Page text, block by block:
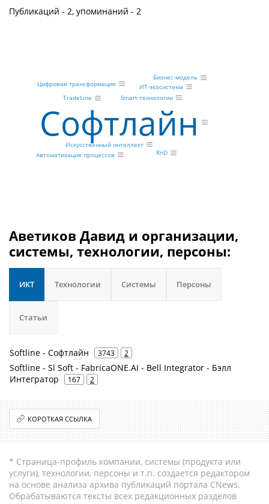
Публикаций - 2, упоминаний - 2
Софтлайн
Smart технологии
Искусственный интеллект
ИТ-экосистема
Цифровая трансформация
Автоматизация процессов
TradeLine
RnD
Бизнес-модель
Аветиков Давид и организации,
системы, технологии, персоны:
ИКТ Технологии Системы Персоны
Статьи
Softline - Софтлайн 3743 2
Softline - Sl Soft - FabricaONE.AI - Bell Integrator - Бэлл
Интегратор
167 2
КОРОТКАЯ ССЫЛКА
* Страница-профиль компании, системы (продукта или
услуги), технологии, персоны и т.п. создается редактором
на основе анализа архива публикаций портала CNews.
Обрабатываются тексты всех редакционных разделов